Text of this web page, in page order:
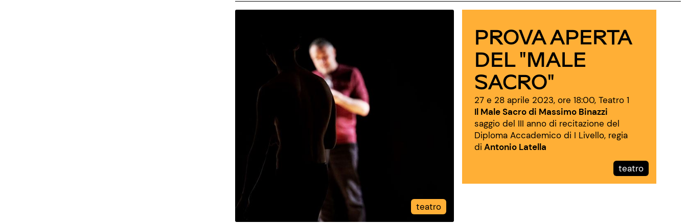
teatro
PROVA APERTA
DEL "MALE
SACRO"
27 e 28 aprile 2023, ore 18:00, Teatro 1
Il Male Sacro di Massimo Binazzi
saggio del III anno di recitazione del
Diploma Accademico di I Livello, regia
di Antonio Latella
teatro